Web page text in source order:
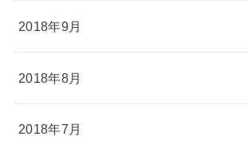
2018年9月
2018年8月
2018年7月